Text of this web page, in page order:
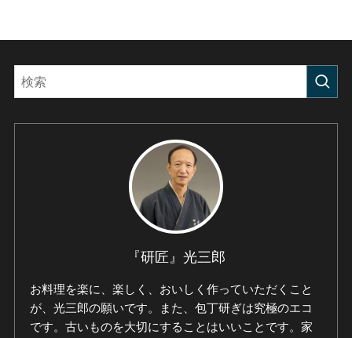
『研匠』光三郎
お料理を楽に、楽しく、おいしく作っていただくこと
が、光三郎の願いです。また、包丁研ぎは究極のエコ
です。古いものを大切にすることはいいことです。家